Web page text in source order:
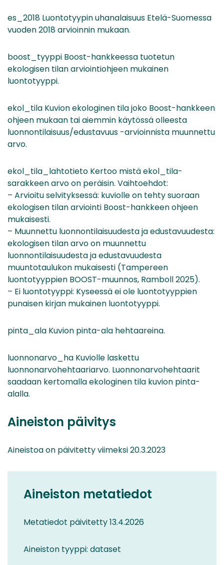
es_2018 Luontotyypin uhanalaisuus Etelä-Suomessa
vuoden 2018 arvioinnin mukaan.
boost_tyyppi Boost-hankkeessa tuotetun
ekologisen tilan arviointiohjeen mukainen
luontotyyppi.
ekol_tila Kuvion ekologinen tila joko Boost-hankkeen
ohjeen mukaan tai aiemmin käytössä olleesta
luonnontilaisuus/edustavuus -arvioinnista muunnettu
arvo.
ekol_tila_lahtotieto Kertoo mistä ekol_tila-
sarakkeen arvo on peräisin. Vaihtoehdot:
– Arvioitu selvityksessä: kuviolle on tehty suoraan
ekologisen tilan arviointi Boost-hankkeen ohjeen
mukaisesti.
– Muunnettu luonnontilaisuudesta ja edustavuudesta:
ekologisen tilan arvo on muunnettu
luonnontilaisuudesta ja edustavuudesta
muuntotaulukon mukaisesti (Tampereen
luontotyyppien BOOST-muunnos, Ramboll 2025).
– Ei luontotyyppi: Kyseessä ei ole luontotyyppien
punaisen kirjan mukainen luontotyyppi.
pinta_ala Kuvion pinta-ala hehtaareina.
luonnonarvo_ha Kuviolle laskettu
luonnonarvohehtaariarvo. Luonnonarvohehtaarit
saadaan kertomalla ekologinen tila kuvion pinta-
alalla.
Aineiston päivitys
Aineistoa on päivitetty viimeksi 20.3.2023
Aineiston metatiedot
Metatiedot päivitetty 13.4.2026
Aineiston tyyppi: dataset